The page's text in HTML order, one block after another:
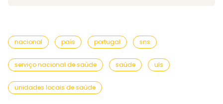
nacional país portugal sns
serviço nacional de saúde saúde uls
unidades locais de saúde